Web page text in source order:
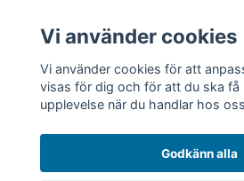
Varumärken &
BLOGG
Vi använder cookies
Vi använder cookies för att
visas för dig och för att du ska få
upplevelse när du handlar hos
Godkänn alla